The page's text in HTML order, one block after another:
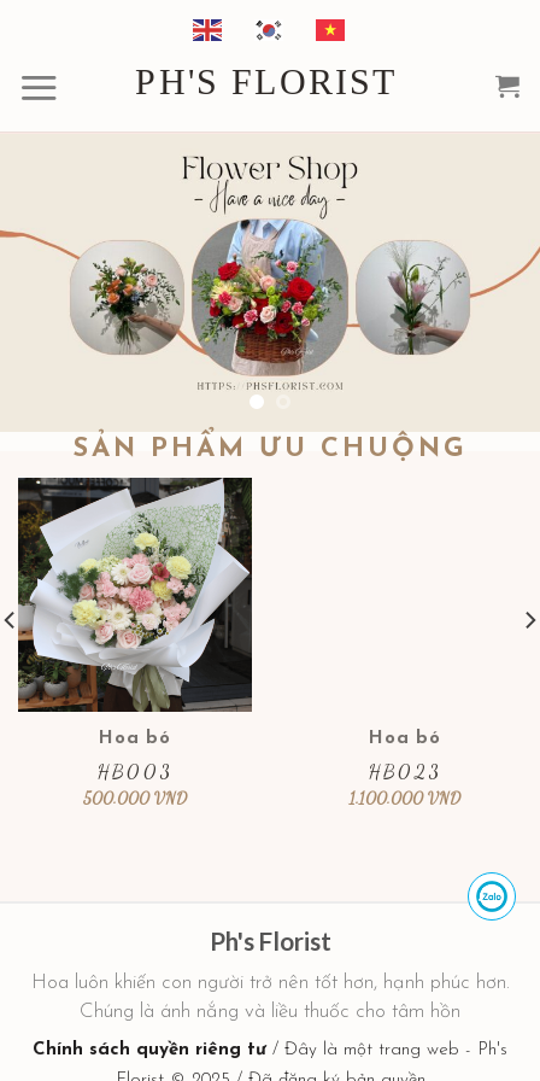
nội
dung
PH'S FLORIST
SẢN PHẨM ƯU CHUỘNG
Hoa bó
HB003
500.000VND
Hoa bó
HB023
1.100.000VND
Ph's Florist
Hoa luôn khiến con người trở nên tốt hơn, hạnh phúc hơn.
Chúng là ánh nắng và liều thuốc cho tâm hồn
Chính sách quyền riêng tư/ Đây là một trang web - Ph's